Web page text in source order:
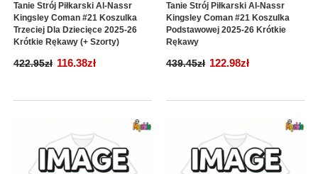
Tanie Strój Piłkarski Al-Nassr
Kingsley Coman #21 Koszulka
Trzeciej Dla Dziecięce 2025-26
Krótkie Rękawy (+ Szorty)
422.95zł 116.38zł
Tanie Strój Piłkarski Al-Nassr
Kingsley Coman #21 Koszulka
Podstawowej 2025-26 Krótkie
Rękawy
439.45zł 122.98zł